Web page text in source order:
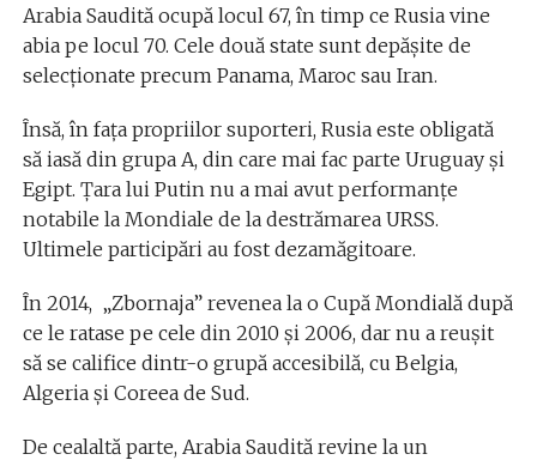
Arabia Saudită ocupă locul 67, în timp ce Rusia vine
abia pe locul 70. Cele două state sunt depășite de
selecționate precum Panama, Maroc sau Iran.
Însă, în fața propriilor suporteri, Rusia este obligată
să iasă din grupa A, din care mai fac parte Uruguay și
Egipt. Țara lui Putin nu a mai avut performanțe
notabile la Mondiale de la destrămarea URSS.
Ultimele participări au fost dezamăgitoare.
În 2014, „Zbornaja” revenea la o Cupă Mondială după
ce le ratase pe cele din 2010 și 2006, dar nu a reușit
să se califice dintr-o grupă accesibilă, cu Belgia,
Algeria și Coreea de Sud.
De cealaltă parte, Arabia Saudită revine la un